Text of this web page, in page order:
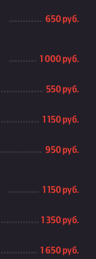
650 руб.
1 000 руб.
550 руб.
1 150 руб.
950 руб.
1 150 руб.
1 350 руб.
1 650 руб.